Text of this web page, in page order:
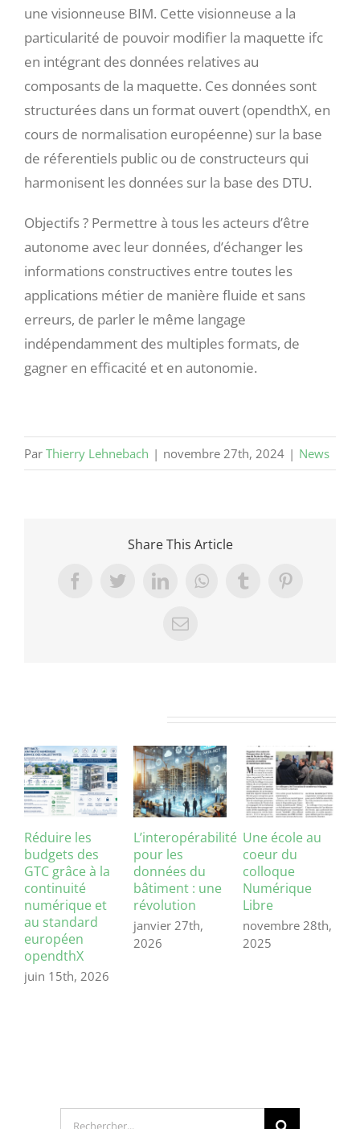
une visionneuse BIM. Cette visionneuse a la
particularité de pouvoir modifier la maquette ifc
en intégrant des données relatives au
composants de la maquette. Ces données sont
structurées dans un format ouvert (opendthX, en
cours de normalisation européenne) sur la base
de réferentiels public ou de constructeurs qui
harmonisent les données sur la base des DTU.
Objectifs ? Permettre à tous les acteurs d’être
autonome avec leur données, d’échanger les
informations constructives entre toutes les
applications métier de manière fluide et sans
erreurs, de parler le même langage
indépendamment des multiples formats, de
gagner en efficacité et en autonomie.
Par Thierry Lehnebach | novembre 27th, 2024 | News
Share This Article
FacebookTwitterLinkedInWhatsAppTumblrPinterest
Email
Réduire les
budgets des
GTC grâce à la
continuité
numérique et
au standard
européen
opendthX
juin 15th, 2026
L’interopérabilité
pour les
données du
bâtiment : une
révolution
janvier 27th,
2026
Une école au
coeur du
colloque
Numérique
Libre
novembre 28th,
2025
Rechercher: